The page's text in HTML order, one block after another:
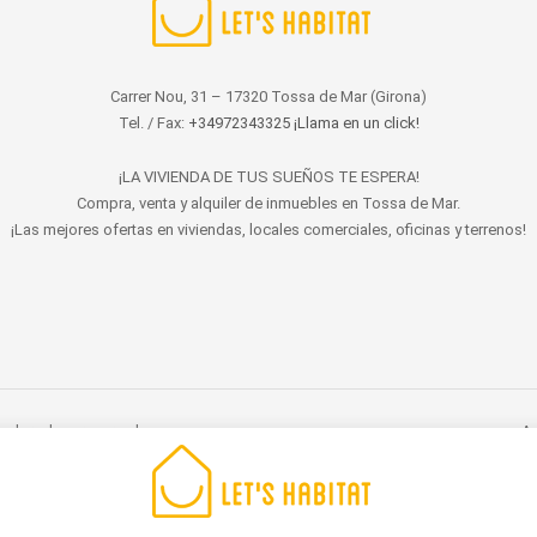
Carrer Nou, 31 – 17320 Tossa de Mar (Girona)
Tel. / Fax: +34972343325 ¡Llama en un click!
¡LA VIVIENDA DE TUS SUEÑOS TE ESPERA!
Compra, venta y alquiler de inmuebles en Tossa de Mar.
¡Las mejores ofertas en viviendas, locales comerciales, oficinas y terrenos!
derechos reservados.